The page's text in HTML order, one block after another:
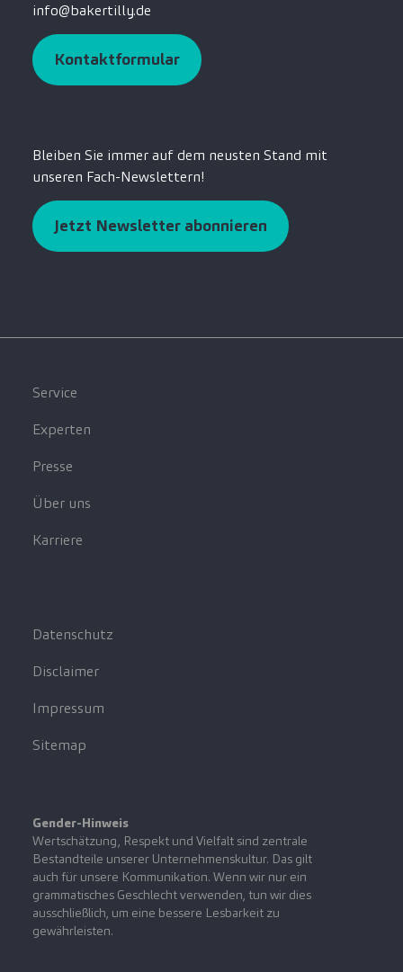
info@bakertilly.de
Kontaktformular
Bleiben Sie immer auf dem neusten Stand mit
unseren Fach-Newslettern!
Jetzt Newsletter abonnieren
Service
Experten
Presse
Über uns
Karriere
Datenschutz
Disclaimer
Impressum
Sitemap
Gender-Hinweis
Wertschätzung, Respekt und Vielfalt sind zentrale
Bestandteile unserer Unternehmenskultur. Das gilt
auch für unsere Kommunikation. Wenn wir nur ein
grammatisches Geschlecht verwenden, tun wir dies
ausschließlich, um eine bessere Lesbarkeit zu
gewährleisten.